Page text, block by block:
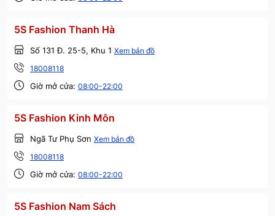
5S Fashion Thanh Hà
Số 131 Đ. 25-5, Khu 1 Xem bản đồ
18008118
Giờ mở cửa: 08:00-22:00
5S Fashion Kinh Môn
Ngã Tư Phụ Sơn Xem bản đồ
18008118
Giờ mở cửa: 08:00-22:00
5S Fashion Nam Sách